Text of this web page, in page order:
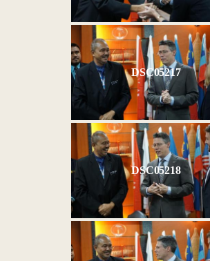
DSC05217
DSC05218